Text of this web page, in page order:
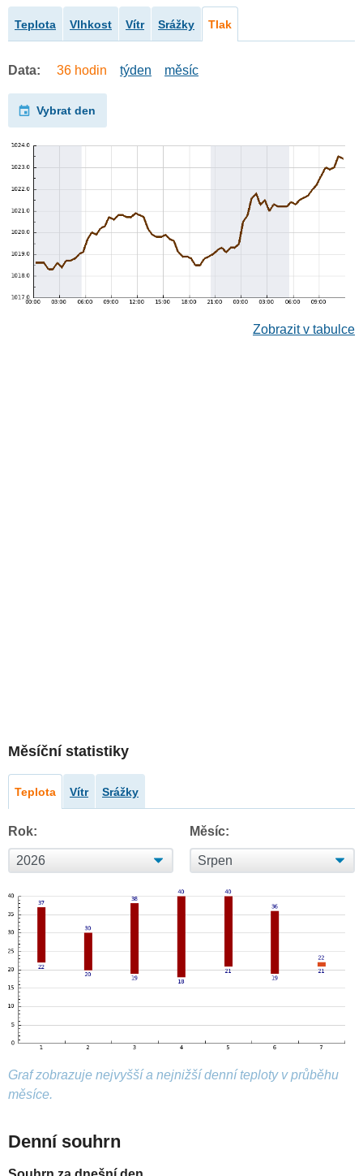
Teplota Vlhkost Vítr Srážky Tlak
Data: 36 hodin týden měsíc
Vybrat den
Zobrazit v tabulce
Měsíční statistiky
Teplota Vítr Srážky
Rok: Měsíc:
Graf zobrazuje nejvyšší a nejnižší denní teploty v průběhu
měsíce.
Denní souhrn